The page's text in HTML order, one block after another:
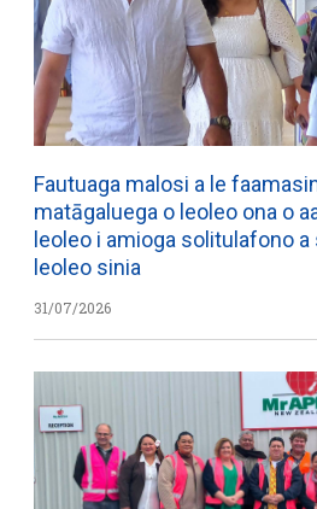
Fautuaga malosi a le
matāgaluega o leoleo ona o
leoleo i amioga solitulafono a
leoleo sinia
31/07/2026